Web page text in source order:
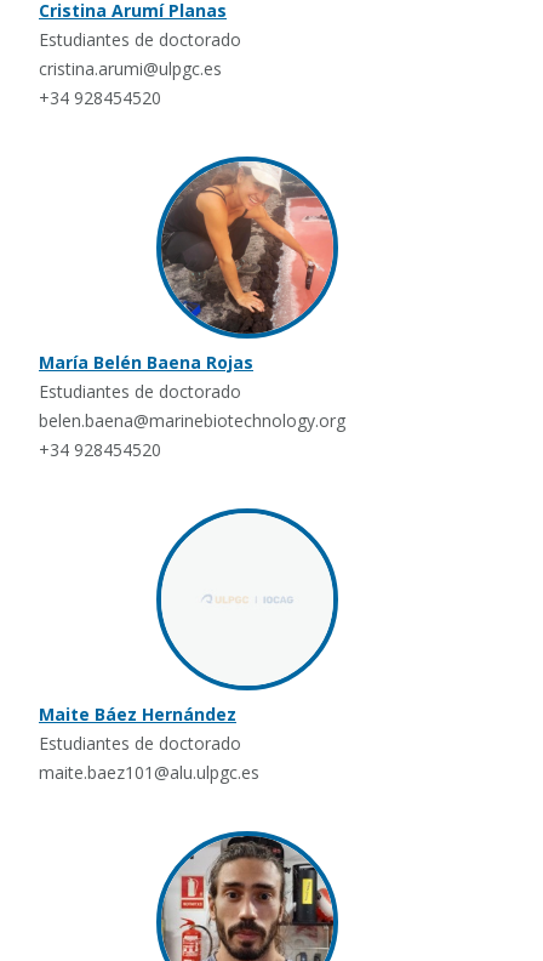
Cristina Arumí Planas
Estudiantes de doctorado
cristina.arumi@ulpgc.es
+34 928454520
María Belén Baena Rojas
Estudiantes de doctorado
belen.baena@marinebiotechnology.org
+34 928454520
Maite Báez Hernández
Estudiantes de doctorado
maite.baez101@alu.ulpgc.es